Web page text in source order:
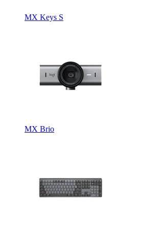
MX Keys S
MX Brio